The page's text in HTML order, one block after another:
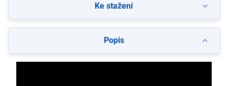
Popis
Ke stažení